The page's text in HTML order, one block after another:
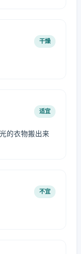
干燥
适宜
的衣物搬出来
不宜